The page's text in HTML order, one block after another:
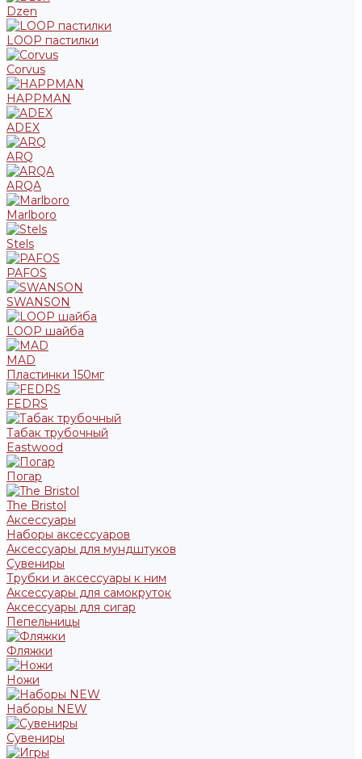
Dzen
LOOP пастилки
Corvus
HAPPMAN
ADEX
ARQ
ARQA
Marlboro
Stels
PAFOS
SWANSON
LOOP шайба
MAD
Пластинки 150мг
FEDRS
Табак трубочный
Eastwood
Погар
The Bristol
Аксессуары
Наборы аксессуаров
Аксессуары для мундштуков
Сувениры
Трубки и аксессуары к ним
Аксессуары для самокруток
Аксессуары для сигар
Пепельницы
Фляжки
Ножи
Наборы NEW
Сувениры